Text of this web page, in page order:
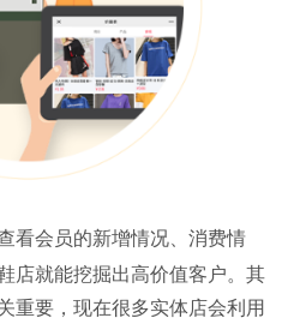
看会员的新增情况、消费情
店就能挖掘出高价值客户。其
重要，现在很多实体店会利用